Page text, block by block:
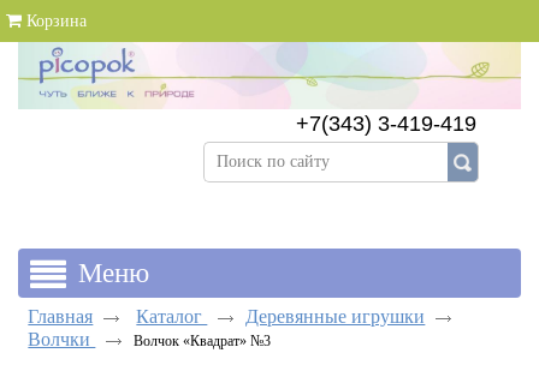
+7(343) 3-419-419
+7(343) 383-89-69
Корзина
Главная Каталог
Деревянные игрушки
Волчки
Волчок «Квадрат» №3